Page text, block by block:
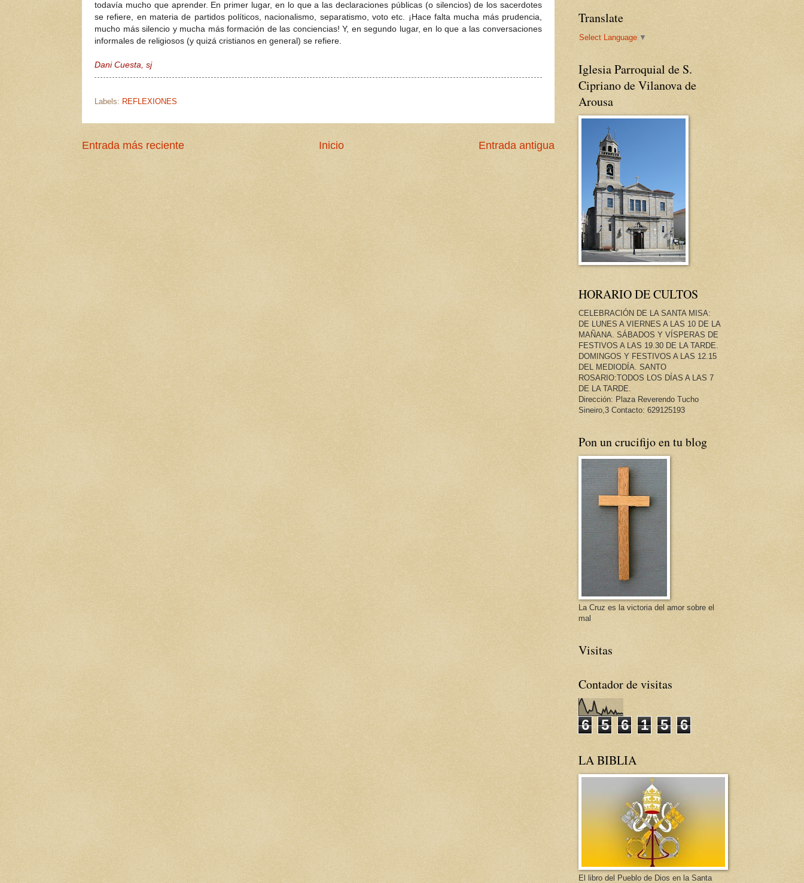
todavía mucho que aprender. En primer lugar, en lo que a las declaraciones públicas (o silencios) de los sacerdotes
se refiere, en materia de partidos políticos, nacionalismo, separatismo, voto etc. ¡Hace falta mucha más prudencia,
mucho más silencio y mucha más formación de las conciencias! Y, en segundo lugar, en lo que a las conversaciones
informales de religiosos (y quizá cristianos en general) se refiere.
Dani Cuesta, sj
Labels: REFLEXIONES
Entrada más reciente Entrada antigua
Inicio
Translate
Select Language ▼
Iglesia Parroquial de S.
Cipriano de Vilanova de
Arousa
HORARIO DE CULTOS
CELEBRACIÓN DE LA SANTA MISA:
DE LUNES A VIERNES A LAS 10 DE LA
MAÑANA. SÁBADOS Y VÍSPERAS DE
FESTIVOS A LAS 19.30 DE LA TARDE.
DOMINGOS Y FESTIVOS A LAS 12.15
DEL MEDIODÍA. SANTO
ROSARIO:TODOS LOS DÍAS A LAS 7
DE LA TARDE.
Dirección: Plaza Reverendo Tucho
Sineiro,3 Contacto: 629125193
Pon un crucifijo en tu blog
La Cruz es la victoria del amor sobre el
mal
Visitas
Contador de visitas
6 5 6 1 5 6
LA BIBLIA
El libro del Pueblo de Dios en la Santa